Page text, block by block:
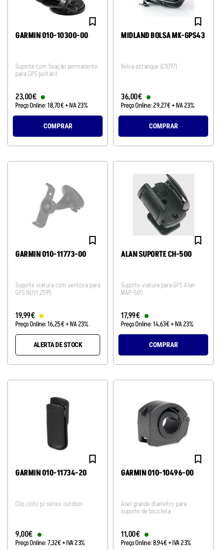
GARMIN 010-10300-00
Suporte com fixação permanente
para GPS portátil
23,00€
Preço Online:18,70€+ IVA 23%
COMPRAR
MIDLAND BOLSA MK-GPS43
Bolsa estanque (C1097)
36,00€
Preço Online: 29,27€+ IVA 23%
COMPRAR
GARMIN 010-11773-00
Suporte viatura com ventosa para
GPS NUVI 2595
19,99€
Preço Online:16,25€+ IVA 23%
ALERTA DE STOCK
ALAN SUPORTE CH-500
Suporte viatura para GPS Alan
MAP-500
17,99€
Preço Online:14,63€+ IVA 23%
COMPRAR
GARMIN 010-11734-20
Clip cinto p/ séries outdoor
9,00€
Preço Online:7,32€+ IVA 23%
GARMIN 010-10496-00
Anel grande diametro para
suporte de bicicleta
11,00€
Preço Online:894€+ IVA 23%